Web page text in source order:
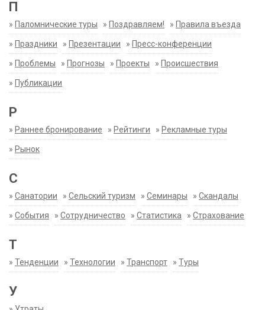
П
» Паломнические туры » Поздравляем! » Правила въезда
» Праздники » Презентации » Пресс-конференции
» Проблемы » Прогнозы » Проекты » Происшествия
» Публикации
Р
» Раннее бронирование » Рейтинги » Рекламные туры
» Рынок
С
» Санатории » Сельский туризм » Семинары » Скандалы
» События » Сотрудничество » Статистика » Страхование
Т
» Тенденции » Технологии » Транспорт » Туры
У